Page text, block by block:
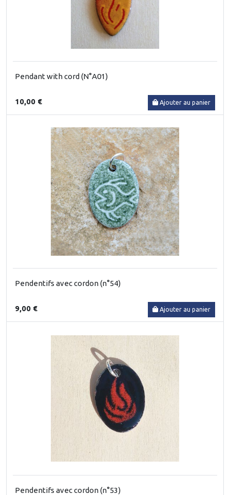
Pendant with cord (N°A01)
10,00 € Ajouter au panier
Pendentifs avec cordon (n°54)
9,00 € Ajouter au panier
Pendentifs avec cordon (n°53)